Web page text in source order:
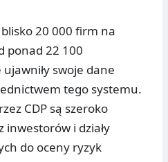
blisko 20 000 firm na
ponad 22 100
swoje dane
tego systemu.
CDP są szeroko
i działy
do oceny ryzyk